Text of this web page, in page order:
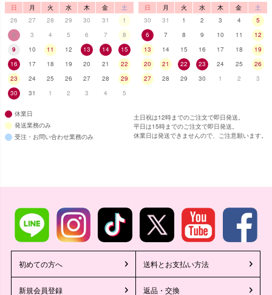
■スペック表
日 月 火 水 木 金
土
26
27 28 29 30 31
1
2
3 4 5 6 7
8
9
10 11 12 13 14
15
16
17 18 19 20 21
22
23
24 25 26 27 28
29
30
31 1 2 3 4 5
日 月 火 水 木 金
土
30
31 1 2 3 4
5
6
7 8 9 10 11
12
13
14 15 16 17 18
19
20
21 22 23 24 25
26
27
28 29 30 1 2 3
休業日
発送業務のみ
受注・お問い合わせ業務のみ
土日祝は12時までのご注文で即日発送。
平日は15時までのご注文で即日発送。
休業日は発送できませんので、ご注意願います。
初めての方へ 送料とお支払い方法
新規会員登録 返品・交換